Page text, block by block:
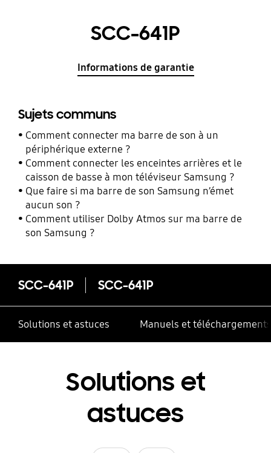
SCC-641P
Informations de garantie
Sujets communs
Comment connecter ma barre de son à un
périphérique externe ?
Comment connecter les enceintes arrières et le
caisson de basse à mon téléviseur Samsung ?
Que faire si ma barre de son Samsung n’émet
aucun son ?
Comment utiliser Dolby Atmos sur ma barre de
son Samsung ?
SCC-641P SCC-641P
Solutions et astuces Manuels et téléchargements
Solutions et
astuces